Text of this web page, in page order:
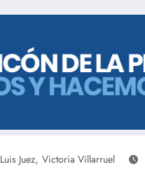
Luis Juez, Victoria Villarruel